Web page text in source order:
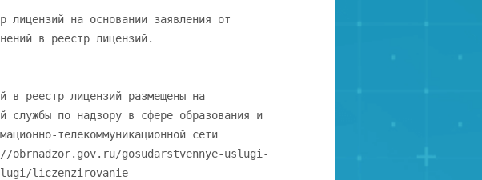
лицензий на основании заявления от
в реестр лицензий.
в реестр лицензий размещены на
службы по надзору в сфере образования и
телекоммуникационной сети
obrnadzor.gov.ru/gosudarstvennye-uslugi-
liczenzirovanie-